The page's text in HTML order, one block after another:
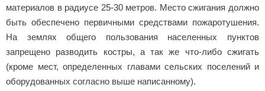
материалов в радиусе 25-30 метров. Место сжигания должно
быть обеспечено первичными средствами пожаротушения.
На землях общего пользования населенных пунктов
запрещено разводить костры, а так же что-либо сжигать
(кроме мест, определенных главами сельских поселений и
оборудованных согласно выше написанному).